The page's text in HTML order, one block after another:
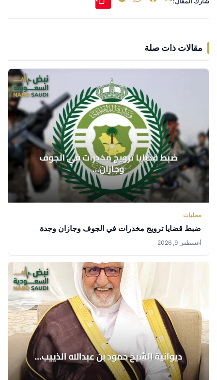
مقالات ذات صلة
محليات
ضبط قضايا ترويج مخدرات في الجوف وجازان وجدة
أغسطس 9, 2026